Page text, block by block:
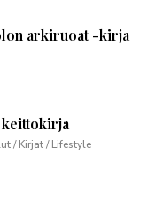
arkiruoat -kirja
/ Kirjat / Lifestyle